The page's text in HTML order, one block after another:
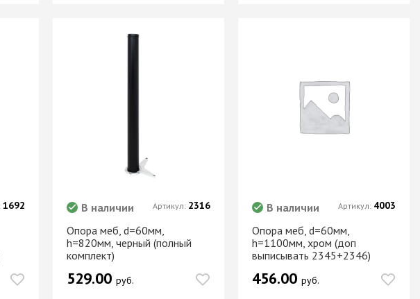
1692
Опора меб, d=60мм,
h=820мм, черный (полный
комплект)
В наличии
529.00руб.
Артикул: 2316
Опора меб, d=60мм,
h=1100мм, хром (доп
выписывать 2345+2346)
В наличии
456.00руб.
Артикул: 4003